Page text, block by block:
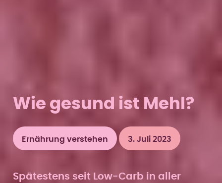
Wie gesund ist Mehl?
Ernährung verstehen 3. Juli 2023
Spätestens seit Low-Carb in aller